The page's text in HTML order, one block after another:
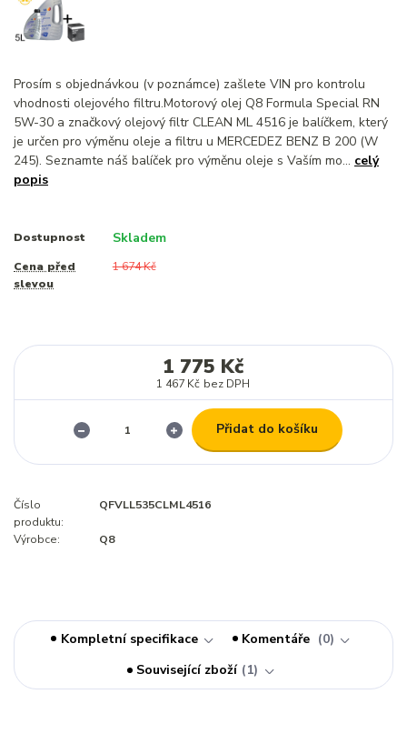
Prosím s objednávkou (v poznámce) zašlete VIN pro kontrolu
vhodnosti olejového filtru.Motorový olej Q8 Formula Special RN
5W-30 a značkový olejový filtr CLEAN ML 4516 je balíčkem, který
je určen pro výměnu oleje a filtru u MERCEDEZ BENZ B 200 (W
245). Seznamte náš balíček pro výměnu oleje s Vaším mo... celý
popis
Dostupnost Skladem
Cena před
slevou
1 674 Kč
1 775 Kč
1 467 Kč bez DPH
Přidat do košíku
Číslo
produktu:
QFVLL535CLML4516
Výrobce: Q8
Kompletní specifikace Komentáře
0
Související zboží
1